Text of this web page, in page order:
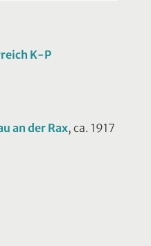
K-P
an der Rax, ca. 1917